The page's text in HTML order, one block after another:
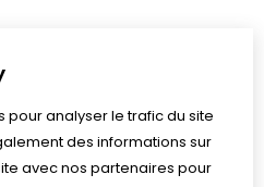
pour analyser le trafic du site
des informations sur
avec nos partenaires pour